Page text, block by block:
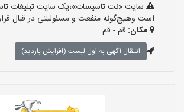
سایت «نت تاسیسات»،یک سایت تبلیغات
است وهیچ‌گونه منفعت و مسئولیتی در قبال
مکان: قم - قم
انتقال آگهی به اول لیست (افزایش بازدید)